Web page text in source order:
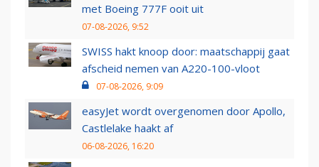
met Boeing 777F ooit uit
07-08-2026, 9:52
SWISS hakt knoop door: maatschappij gaat
afscheid nemen van A220-100-vloot
07-08-2026, 9:09
easyJet wordt overgenomen door Apollo,
Castlelake haakt af
06-08-2026, 16:20